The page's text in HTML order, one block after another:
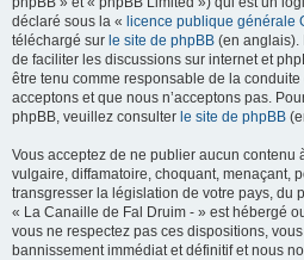
déclaré sous la « licence publique générale
téléchargé sur le site de phpBB (en anglais).
de faciliter les discussions sur internet et
être tenu comme responsable de la
acceptons et que nous n’acceptons pas.
phpBB, veuillez consulter le site de phpBB
Vous acceptez de ne publier aucun contenu
vulgaire, diffamatoire, choquant, menaçant,
transgresser la législation de votre pays, du
« La Canaille de Fal Druim - » est hébergé
vous ne respectez pas ces dispositions,
bannissement immédiat et définitif et nous